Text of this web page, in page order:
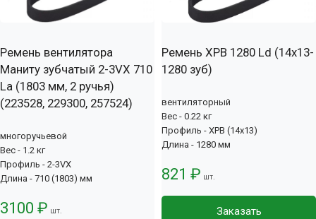
Ремень вентилятора
Маниту зубчатый 2-3VX 710
La (1803 мм, 2 ручья)
(223528, 229300, 257524)
многоручьевой
Вес - 1.2 кг
Профиль - 2-3VX
Длина - 710 (1803) мм
3100 ₽ шт.
Ремень XPB 1280 Ld (14х13-
1280 зуб)
вентиляторный
Вес - 0.22 кг
Профиль - XPB (14x13)
Длина - 1280 мм
821 ₽ шт.
Заказать